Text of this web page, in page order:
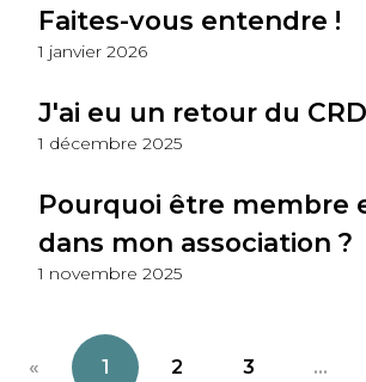
Faites-vous entendre !
1 janvier 2026
J'ai eu un retour du
1 décembre 2025
Pourquoi être membre
dans mon association ?
1 novembre 2025
« 1 2 3 ...